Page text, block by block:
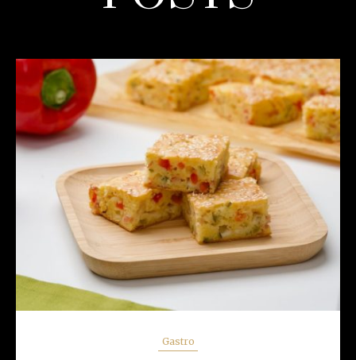
READ MORE
Gastro